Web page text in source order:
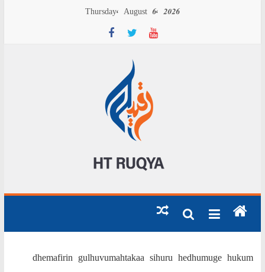
Thursday, August 6, 2026
dhemafirin gulhuvumahtakaa sihuru hedhumuge hukum